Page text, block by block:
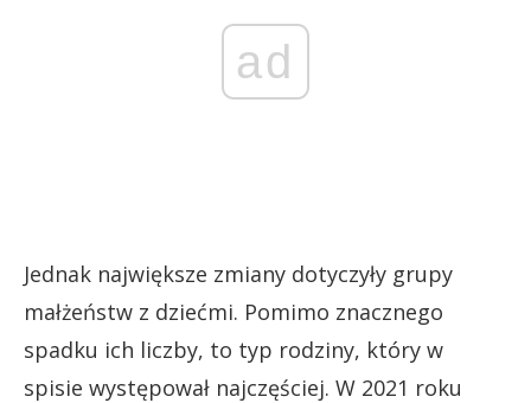
ad
Jednak największe zmiany dotyczyły grupy
małżeństw z dziećmi. Pomimo znacznego
spadku ich liczby, to typ rodziny, który w
spisie występował najczęściej. W 2021 roku